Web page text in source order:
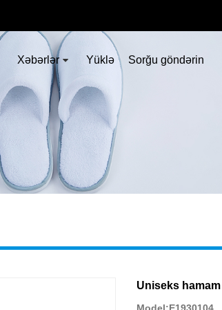
Xəbərlər Yüklə Sorğu göndərin
Uniseks